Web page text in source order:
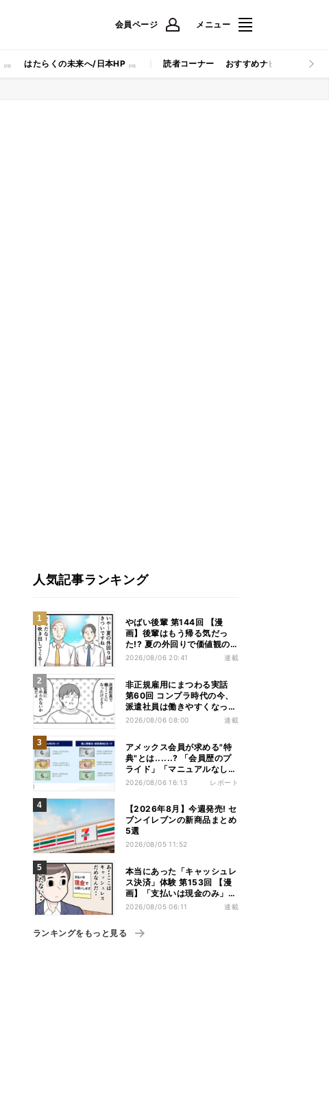
会員ページ メニュー
はたらくの未来へ/日本HP 読者コーナー おすすめナビ マイナビ
人気記事ランキング
やばい後輩 第144回 【漫
画】後輩はもう帰る気だっ
た!? 夏の外回りで価値観の
違いを実感
2026/08/06 20:41 連載
非正規雇用にまつわる実話
第60回 コンプラ時代の今、
派遣社員は働きやすくなっ
た?
2026/08/06 08:00 連載
アメックス会員が求める"特
典"とは......? 「会員歴のプ
ライド」「マニュアルなしの
コンシェルジュ」など担当者
2026/08/06 16:13 レポート
【2026年8月】今週発売! セ
ブンイレブンの新商品まとめ
5選
2026/08/05 11:52
本当にあった「キャッシュレ
ス決済」体験 第153回 【漫
画】「支払いは現金のみ」と
分かっていたのに……会計で
2026/08/05 06:11 連載
ランキングをもっと見る